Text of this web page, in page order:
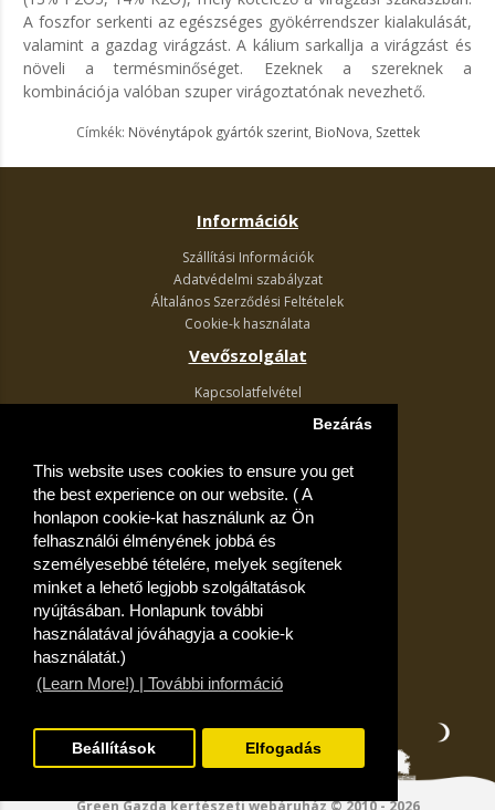
This website uses cookies to ensure you get
the best experience on our website. ( A
honlapon cookie-kat használunk az Ön
felhasználói élményének jobbá és
személyesebbé tételére, melyek segítenek
minket a lehető legjobb szolgáltatások
nyújtásában. Honlapunk további
használatával jóváhagyja a cookie-k
használatát.)
(Learn More!) | További információ
Bezárás
Beállítások Elfogadás
A foszfor serkenti az egészséges gyökérrendszer kialakulását,
valamint a gazdag virágzást. A kálium sarkallja a virágzást és
növeli a termésminőséget. Ezeknek a szereknek a
kombinációja valóban szuper virágoztatónak nevezhető.
Címkék: Növénytápok gyártók szerint, BioNova, Szettek
Információk
Szállítási Információk
Adatvédelmi szabályzat
Általános Szerződési Feltételek
Cookie-k használata
Vevőszolgálat
Kapcsolatfelvétel
Akciós ajánlatok
Fiók
Kívánságlista